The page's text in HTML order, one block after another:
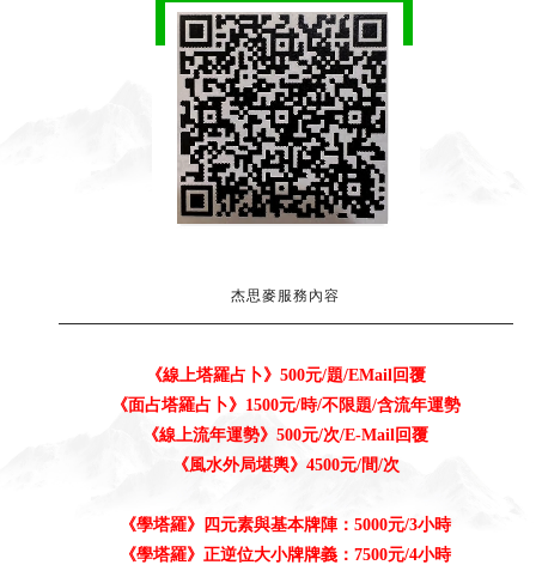
杰思麥服務內容
《線上塔羅占卜》 500元/題/EMail回覆
《面占塔羅占卜》1500元/時/不限題/含流年運勢
《線上流年運勢》500元/次/E-Mail回覆
《風水外局堪輿》 4500元/間/次
《學塔羅》
四元素與基本牌陣：5000元/3小時
《學塔羅》正逆位大小牌牌義：7500元/4小時